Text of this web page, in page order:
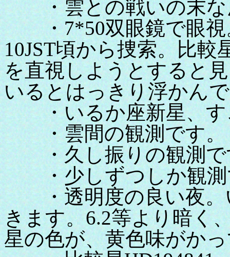
・雲との戦いの末な
・7*50双眼鏡で眼視
10JST頃から捜索。比較
を直視しようとすると
いるとはっきり浮かん
・いるか座新星、す
・雲間の観測です。
・久し振りの観測で
・少しずつしか観測
・透明度の良い夜。
きます。6.2等より暗く
星の色が、黄色味がか